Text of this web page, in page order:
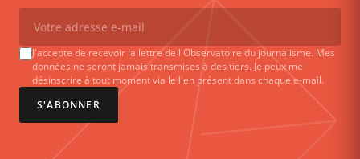
J'accepte de recevoir la lettre de l'Observatoire du journalisme. Mes
données ne seront jamais transmises à des tiers. Je peux me
désinscrire à tout moment via le lien présent dans chaque e-mail.
S'ABONNER